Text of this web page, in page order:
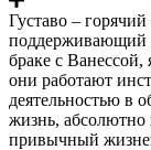
Густаво –
поддерживающий
браке с
они работают
деятельностью в
жизнь, абсолютно
привычный